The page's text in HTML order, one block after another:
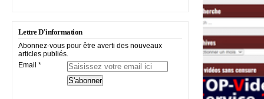
Lettre D'information
Abonnez-vous pour être averti des nouveaux
articles publiés.
Email